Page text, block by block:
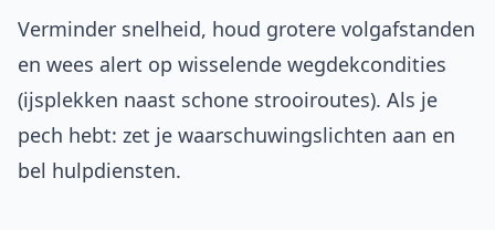
Verminder snelheid, houd grotere volgafstanden
en wees alert op wisselende wegdekcondities
(ijsplekken naast schone strooiroutes). Als je
pech hebt: zet je waarschuwingslichten aan en
bel hulpdiensten.